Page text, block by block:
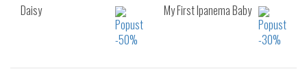
Daisy My First Ipanema Baby